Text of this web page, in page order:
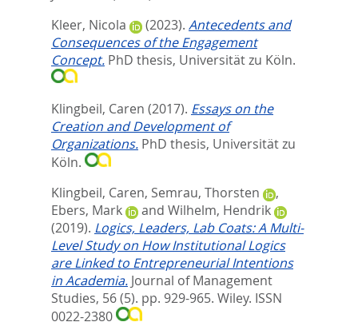
Kleer, Nicola
(2023). Antecedents and
Consequences of the Engagement
Concept. PhD thesis, Universität zu Köln.
Klingbeil, Caren (2017). Essays on the
Creation and Development of
Organizations. PhD thesis, Universität zu
Köln.
Klingbeil, Caren, Semrau, Thorsten
,
Ebers, Mark
and Wilhelm, Hendrik
(2019). Logics, Leaders, Lab Coats: A Multi‐
Level Study on How Institutional Logics
are Linked to Entrepreneurial Intentions
in Academia. Journal of Management
Studies, 56 (5). pp. 929-965. Wiley. ISSN
0022-2380